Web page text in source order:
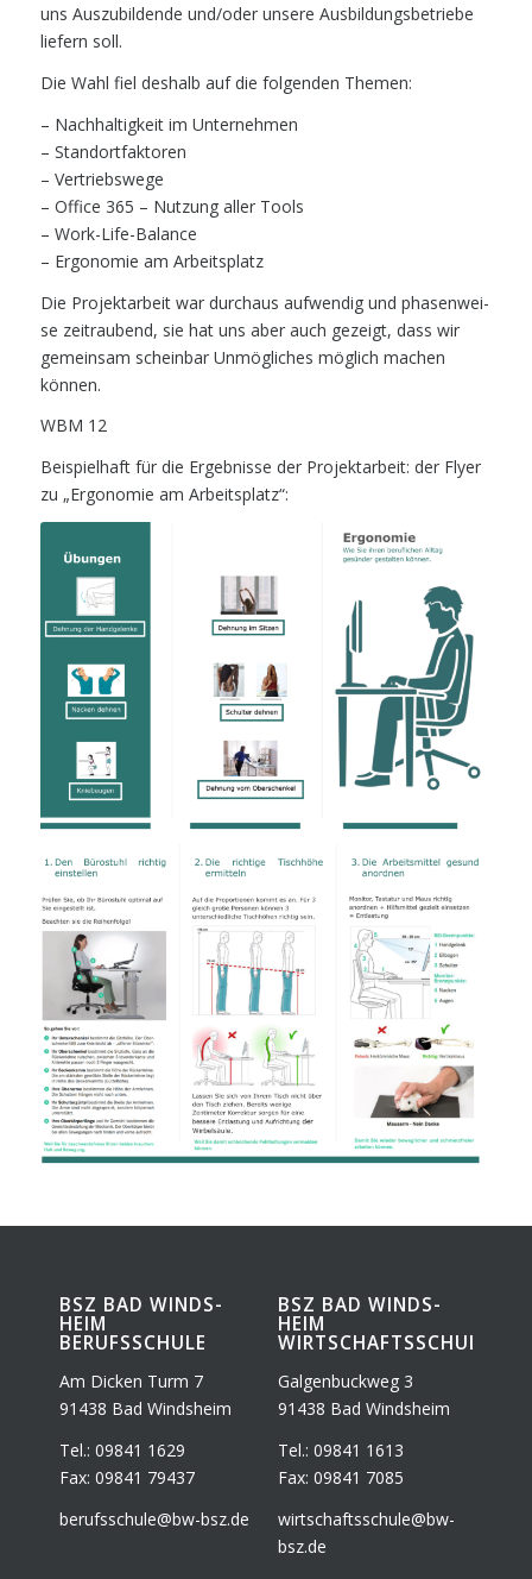
uns Aus­zu­bil­den­de und/oder unse­re Aus­bil­dungs­be­trie­be
lie­fern soll.
Die Wahl fiel des­halb auf die fol­gen­den Themen:
– Nach­hal­tig­keit im Unternehmen
– Standortfaktoren
– Vertriebswege
– Office 365 – Nut­zung aller Tools
– Work-Life-Balance
– Ergo­no­mie am Arbeitsplatz
Die Pro­jekt­ar­beit war durch­aus auf­wen­dig und pha­sen­wei­
se zeit­rau­bend, sie hat uns aber auch gezeigt, dass wir
gemein­sam schein­bar Unmög­li­ches mög­lich machen
können.
WBM 12
Bei­spiel­haft für die Ergeb­nis­se der Pro­jekt­ar­beit: der Fly­er
zu „Ergo­no­mie am Arbeitsplatz“:
BSZ BAD WINDS­
HEIM
BERUFSSCHULE
Am Dicken Turm 7
91438 Bad Windsheim
Tel.: 09841 1629
Fax: 09841 79437
berufsschule@​bw-​bsz.​de
BSZ BAD WINDS­
HEIM
WIRTSCHAFTSSCHULE
Gal­gen­buck­weg 3
91438 Bad Windsheim
Tel.: 09841 1613
Fax: 09841 7085
wirtschaftsschule@​bw-​
bsz.​de